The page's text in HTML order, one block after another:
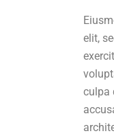
elit,
culpa